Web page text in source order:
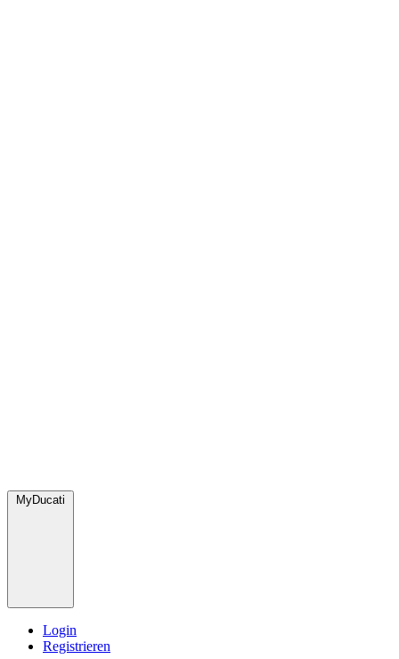
MyDucati
Login
Registrieren